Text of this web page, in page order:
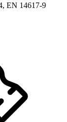
EN 14617-9